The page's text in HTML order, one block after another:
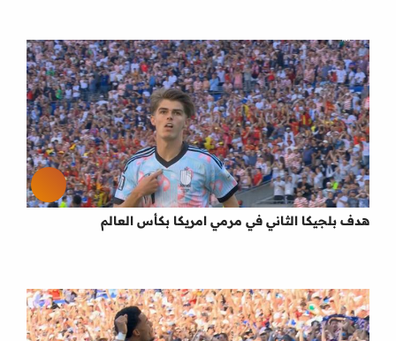
هدف بلجيكا الثاني في مرمي امريكا بكأس العالم